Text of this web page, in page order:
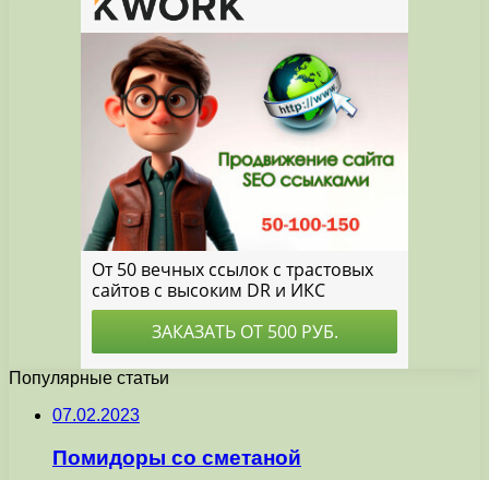
Популярные статьи
07.02.2023
Помидоры со сметаной